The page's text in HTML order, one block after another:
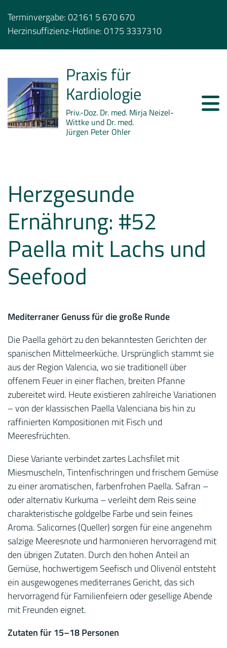
Terminvergabe:02161 5 670 670
Herzinsuffizienz-Hotline:0175 3337310
Praxis für
Kardiologie
Priv.-Doz. Dr. med. Mirja Neizel-
Wittke und Dr. med.
Jürgen Peter Ohler
Herzgesunde
Ernährung: #52
Paella mit Lachs und
Seefood
Mediterraner Genuss für die große Runde
Die Paella gehört zu den bekanntesten Gerichten der
spanischen Mittelmeerküche. Ursprünglich stammt sie
aus der Region Valencia, wo sie traditionell über
offenem Feuer in einer flachen, breiten Pfanne
zubereitet wird. Heute existieren zahlreiche Variationen
– von der klassischen Paella Valenciana bis hin zu
raffinierten Kompositionen mit Fisch und
Meeresfrüchten.
Diese Variante verbindet zartes Lachsfilet mit
Miesmuscheln, Tintenfischringen und frischem Gemüse
zu einer aromatischen, farbenfrohen Paella. Safran –
oder alternativ Kurkuma – verleiht dem Reis seine
charakteristische goldgelbe Farbe und sein feines
Aroma. Salicornes (Queller) sorgen für eine angenehm
salzige Meeresnote und harmonieren hervorragend mit
den übrigen Zutaten. Durch den hohen Anteil an
Gemüse, hochwertigem Seefisch und Olivenöl entsteht
ein ausgewogenes mediterranes Gericht, das sich
hervorragend für Familienfeiern oder gesellige Abende
mit Freunden eignet.
Zutaten für 15–18 Personen